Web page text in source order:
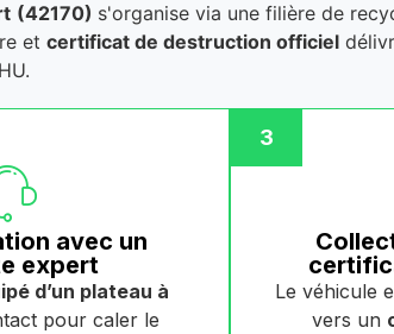
(42170) s'organise via une filière de
et certificat de destruction officiel
avec un
expert
d’un plateau à
pour caler le
3
Le véhicule
vers un